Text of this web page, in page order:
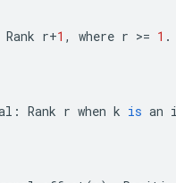
Rank r+1 , where r >= 1 .
: Rank r when k is an